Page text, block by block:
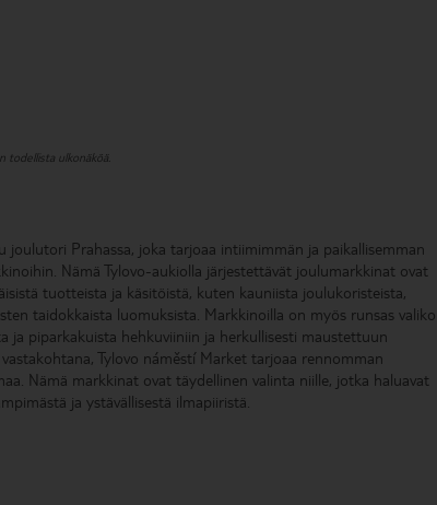
todellista ulkonäköä.
Prahassa, joka tarjoaa intiimimmän ja paikallisemman
Nämä Tylovo-aukiolla järjestettävät joulumarkkinat ovat
tuotteista ja käsitöistä, kuten kauniista joulukoristeista,
taidokkaista luomuksista. Markkinoilla on myös runsas
ja piparkakuista hehkuviiniin ja herkullisesti maustettuun
Tylovo náměstí Market tarjoaa rennomman
Nämä markkinat ovat täydellinen valinta niille, jotka haluavat
ja ystävällisestä ilmapiiristä.